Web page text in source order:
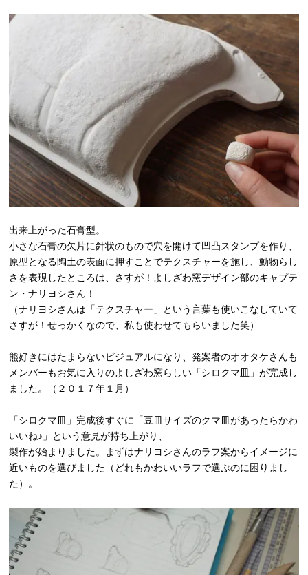
出来上がった石膏型。
小さな石膏の欠片に針状のもので穴を開けて凹凸スタンプを作り、
原型となる陶土の表面に押すことでテクスチャーを施し、動物らし
さを表現したところは、さすが！よしざわ窯デザイン部のキャプテ
ン・ナリヨシさん！
（ナリヨシさんは「テクスチャー」という言葉も使いこなしていて
さすが！せっかくなので、私も使わせてもらいました笑）
熊好きにはたまらないビジュアルになり、発案者のオオタケさんも
メンバーもお気に入りのよしざわ窯らしい「シロクマ皿」が完成し
ました。（２０１７年１月）
「シロクマ皿」完成後すぐに「豆皿サイズのクマ皿があったらかわ
いいね♪」という意見が持ち上がり、
製作が始まりました。まずはナリヨシさんのラフ案からイメージに
近いものを選びました（どれもかわいいラフで選ぶのに困りまし
た）。